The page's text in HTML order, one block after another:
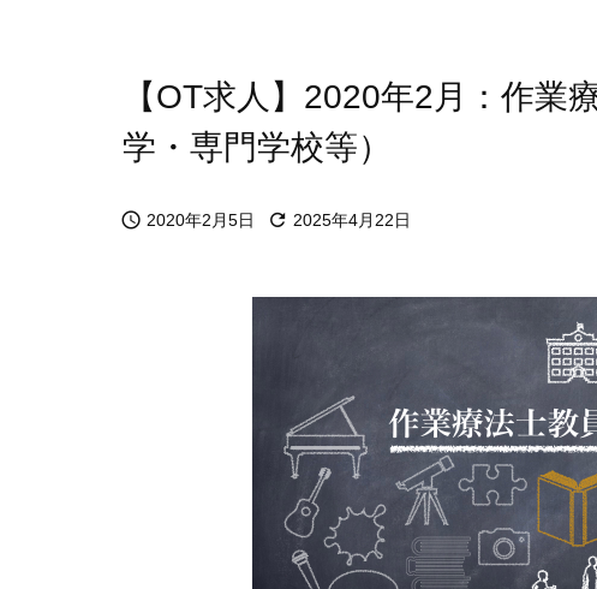
【OT求人】2020年2月：作業
学・専門学校等）
 2020年2月5日  2025年4月22日